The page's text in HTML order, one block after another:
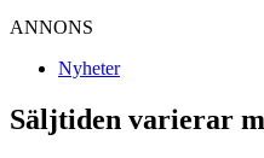
ANNONS
Nyheter
Säljtiden varierar